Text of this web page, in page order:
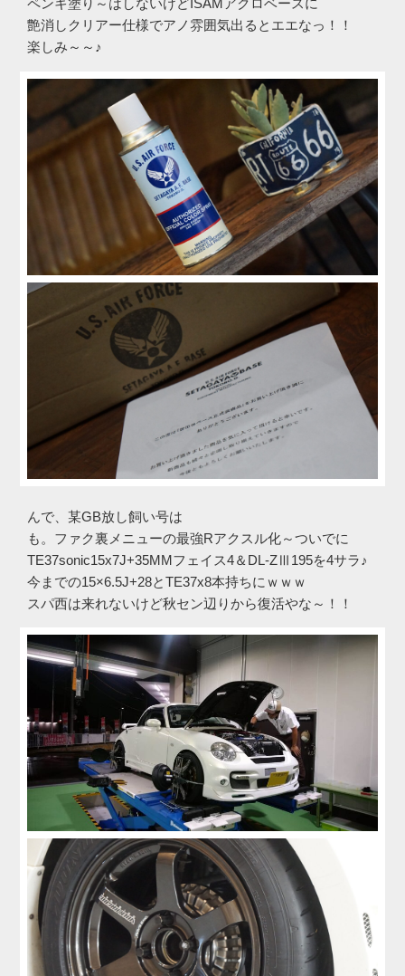
ペンキ塗り～はしないけどISAMアクロベースに
艶消しクリアー仕様でアノ雰囲気出るとエエなっ！！
楽しみ～～♪
んで、某GB放し飼い号は
も。ファク裏メニューの最強Rアクスル化～ついでに
TE37sonic15x7J+35MMフェイス4＆DL-ZⅢ195を4サラ♪
今までの15×6.5J+28とTE37x8本持ちにｗｗｗ
スパ西は来れないけど秋セン辺りから復活やな～！！